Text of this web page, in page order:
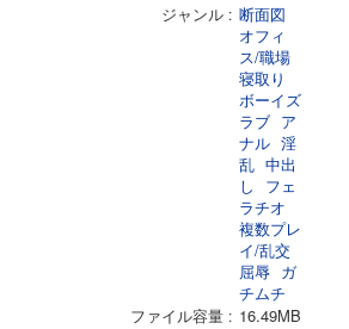
ジャンル
断面図
オフィ
ス/職場
寝取り
ボーイズ
ラブ ア
ナル 淫
乱 中出
し
フェ
ラチオ
複数プレ
イ/乱交
屈辱 ガ
チムチ
ファイル容量
16.49MB